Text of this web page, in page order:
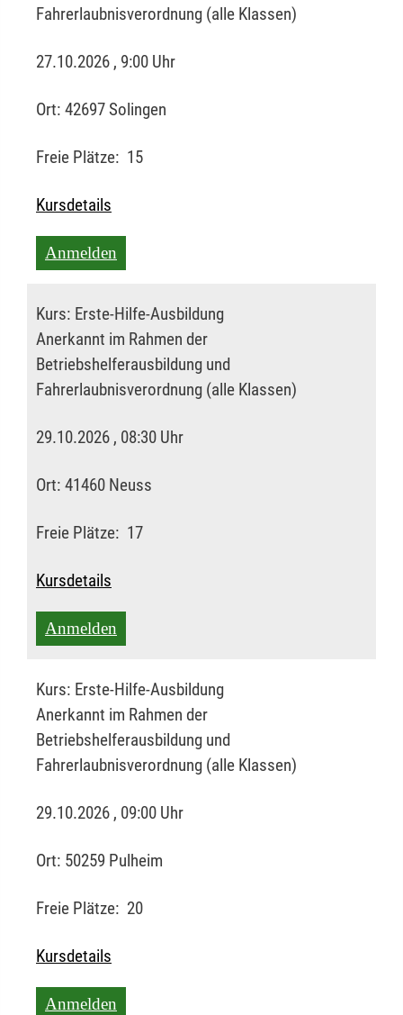
Fahrerlaubnisverordnung (alle Klassen)
27.10.2026 , 9:00 Uhr
Ort: 42697 Solingen
Freie Plätze: 15
Kursdetails
Anmelden
Kurs: Erste-Hilfe-Ausbildung
Anerkannt im Rahmen der
Betriebshelferausbildung und
Fahrerlaubnisverordnung (alle Klassen)
29.10.2026 , 08:30 Uhr
Ort: 41460 Neuss
Freie Plätze: 17
Kursdetails
Anmelden
Kurs: Erste-Hilfe-Ausbildung
Anerkannt im Rahmen der
Betriebshelferausbildung und
Fahrerlaubnisverordnung (alle Klassen)
29.10.2026 , 09:00 Uhr
Ort: 50259 Pulheim
Freie Plätze: 20
Kursdetails
Anmelden